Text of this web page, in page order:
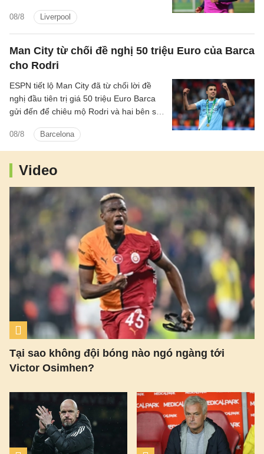
08/8 Liverpool
Man City từ chối đề nghị 50 triệu Euro của Barca
cho Rodri
08/8 Barcelona
ESPN tiết lộ Man City đã từ chối lời đề
nghị đầu tiên trị giá 50 triệu Euro Barca
gửi đến để chiêu mộ Rodri và hai bên sẽ
Video
Tại sao không đội bóng nào ngó ngàng tới
Victor Osimhen?